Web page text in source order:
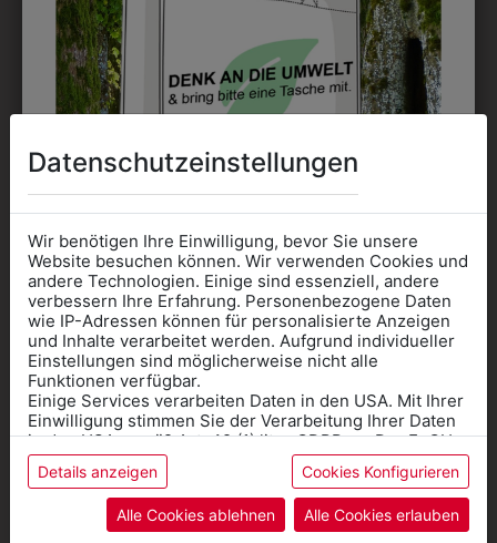
Perfekt für große Logos und für kleine Details, jedoch
kostet jede Farbe extra und ist erst ab 12 Stück
möglich. Waschbar bis zu 60°C.
DAS KÖNNTE IHNEN
AUCH GEFALLEN
Datenschutzeinstellungen
Wir benötigen Ihre Einwilligung, bevor Sie unsere
Website besuchen können. Wir verwenden Cookies und
andere Technologien. Einige sind essenziell, andere
verbessern Ihre Erfahrung. Personenbezogene Daten
wie IP-Adressen können für personalisierte Anzeigen
und Inhalte verarbeitet werden. Aufgrund individueller
Einstellungen sind möglicherweise nicht alle
Funktionen verfügbar.
Einige Services verarbeiten Daten in den USA. Mit Ihrer
Einwilligung stimmen Sie der Verarbeitung Ihrer Daten
in den USA gemäß Art. 49 (1) lit. a GDPR zu. Der EuGH
stuft die USA als Land mit unzureichendem Datenschutz
ein, und es besteht das Risiko, dass US-Behörden
Daten ohne Klagemöglichkeit für Europäer überwachen.
Details anzeigen Cookies Konfigurieren
Alle Cookies ablehnen Alle Cookies erlauben
Informationen wenn Sie
Kleidung
für die SCHULE
benötigen
Online Shop: Klick auf SCHULE in der
Kategorie und die richtige Schule auswählen.
AnprobeVorort im Geschäft: Termin buchen